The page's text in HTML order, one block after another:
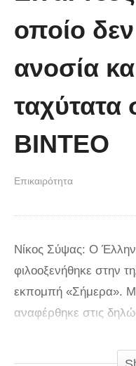
νοηματική με
οποίο
ανοσία
ΒΙΝΤΕΟ
Επικαιρότητα
Νίκος Σύψας: Ο
φιλοοξενήθηκε στην
εκπομπή «Σήμερα».
αναφέρθηκε στις
ολικού lockdown.